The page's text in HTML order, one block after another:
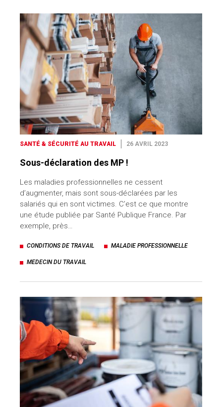
SANTÉ & SÉCURITÉ AU TRAVAIL 26 AVRIL 2023
Sous-déclaration des MP !
Les maladies professionnelles ne cessent
d’augmenter, mais sont sous-déclarées par les
salariés qui en sont victimes. C’est ce que montre
une étude publiée par Santé Publique France. Par
exemple, près…
CONDITIONS DE TRAVAIL MALADIE PROFESSIONNELLE
MEDECIN DU TRAVAIL